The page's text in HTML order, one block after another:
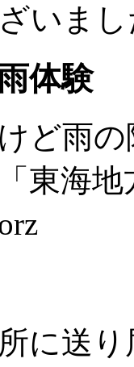
いまし
体験
ど雨
東海
に送